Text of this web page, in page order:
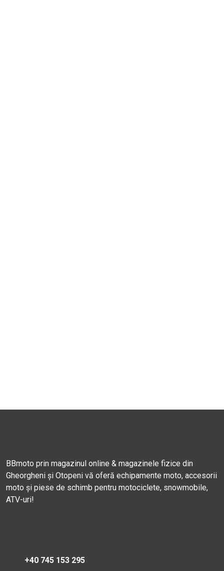
BBmoto prin magazinul online & magazinele fizice din
Gheorgheni și Otopeni vă oferă echipamente moto, accesorii
moto și piese de schimb pentru motociclete, snowmobile,
ATV-uri!
+40 745 153 295